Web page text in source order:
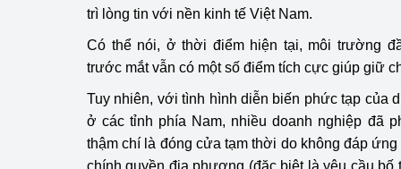
trì lòng tin với nền kinh tế Việt Nam.
Có thể nói, ở thời điểm hiện tại, môi trường
trước mắt vẫn có một số điểm tích cực giúp giữ
Tuy nhiên, với tình hình diễn biến phức tạp của
ở các tỉnh phía Nam, nhiều doanh nghiệp đã
thậm chí là đóng cửa tạm thời do không đáp
chính quyền địa phương (đặc biệt là yêu cầu bố